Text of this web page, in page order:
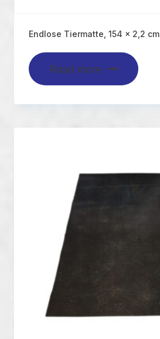
Endlose Tiermatte, 154 x 2,2 cm
Read more